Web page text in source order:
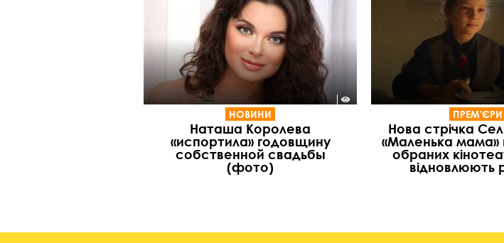
НОВИНИ
Наташа Королева
«испортила» годовщину
собственной свадьбы
(фото)
ПРЕМ'ЄРИ
Нова стрічка
«Маленька мама»
обраних
відновлюють